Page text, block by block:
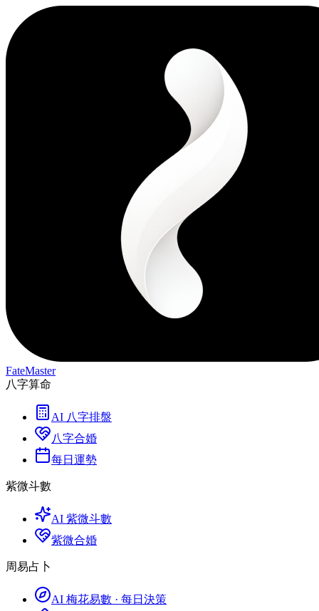
FateMaster
八字算命
AI 八字排盤
八字合婚
每日運勢
紫微斗數
AI 紫微斗數
紫微合婚
周易占卜
AI 梅花易數 · 每日決策